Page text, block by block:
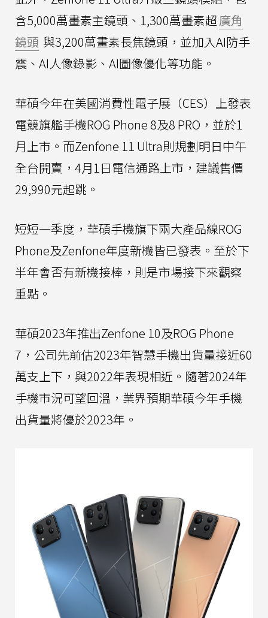
含5,000萬畫素主鏡頭、1,300萬畫素超廣角
鏡頭 與3,200萬畫素長焦鏡頭，並加入AI防手
震、AI人像錄影、AI圖像優化等功能。
華碩今年在美國消費性電子展（CES）上發表
電競旗艦手機ROG Phone 8及8 PRO，並於1
月上市。而Zenfone 11 Ultra則規劃明日中午
全台開賣，4月1日電信通路上市，建議售價
29,990元起跳。
短短一季度，華碩手機旗下兩大產品線ROG
Phone及Zenfone年度新機皆已發表。至於下
半年會否有新機接棒，則是市場接下來觀察
重點。
華碩2023年推出Zenfone 10及ROG Phone
7，公司先前估2023年智慧手機出貨量接近60
萬支上下，與2022年表現相近。隨著2024年
手機市況可望回溫，業界預期華碩今年手機
出貨量將優於2023年。